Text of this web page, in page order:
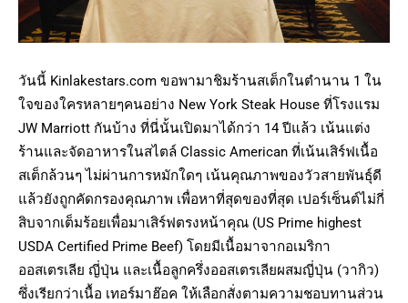
วันนี้ Kinlakestars.com ขอพามาชิมร้านสเต็กในตำนาน 1 ใน
ใจของใครหลายๆคนอย่าง New York Steak House ที่โรงแรม
JW Marriott กันบ้าง ที่นี่นั้นเปิดมาได้กว่า 14 ปีแล้ว เน้นแต่ง
ร้านและจัดอาหารในสไตล์ ​Classic American ที่เน้นเสิร์ฟเนื้อ
สเต็กล้วนๆ ไม่ผ่านการหมักใดๆ เน้นคุณภาพของวัวสายพันธุ์ดี
แล้วยังถูกคัดกรองคุณภาพ เพื่อหาที่สุดของที่สุด เปอร์เซ็นต์ไม่กี่
สิบจากเต็มร้อยเพื่อมาเสิร์ฟตรงหน้าคุณ (US Prime highest
USDA Certified Prime Beef) โดยมีเนื้อมาจากอเมริกา
ออสเตรเลีย ญี่ปุ่น และเนื้อลูกครึ่งออสเตรเลียผสมญี่ปุ่น (วากิว)
ซึ่งเรียกว่าเนื้อ เทอร์มาฮ๊อค ให้เลือกสั่งตามความชอบทานส่วน